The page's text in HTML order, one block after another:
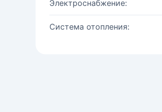
Электроснабжение:
Система отопления: